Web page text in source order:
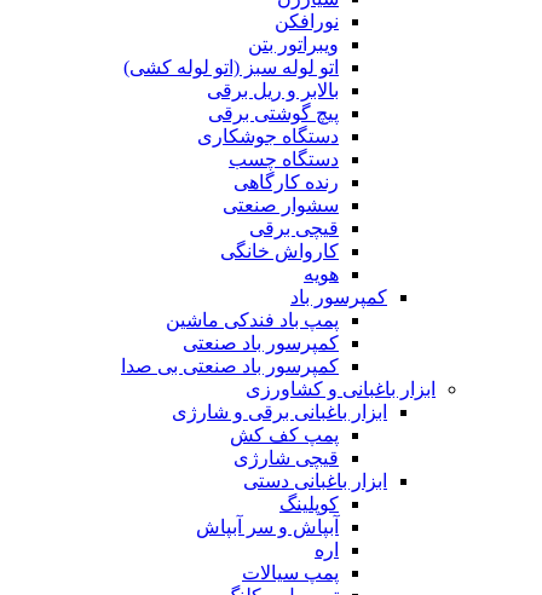
نورافکن
ویبراتور بتن
اتو لوله سبز (اتو لوله کشی)
بالابر و ریل برقی
پیچ گوشتی برقی
دستگاه جوشکاری
دستگاه چسب
رنده کارگاهی
سشوار صنعتی
قیچی برقی
کارواش خانگی
هویه
کمپرسور باد
پمپ باد فندکی ماشین
کمپرسور باد صنعتی
کمپرسور باد صنعتی بی صدا
ابزار باغبانی و کشاورزی
ابزار باغبانی برقی و شارژی
پمپ کف کش
قیچی شارژی
ابزار باغبانی دستی
کوپلینگ
آبپاش و سر آبپاش
اره
پمپ سیالات